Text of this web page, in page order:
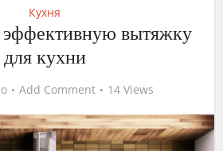
Кухня
эффективную вытяжку
для кухни
Add Comment 14 Views